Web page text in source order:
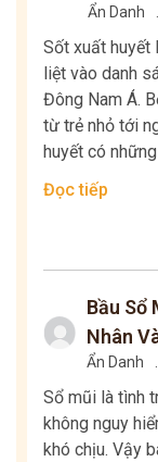
Ẩn Danh
Sốt xuất huyết
liệt vào danh
Đông Nam Á.
từ trẻ nhỏ tới
huyết có
Đọc tiếp
Bầu Sổ
Nhân
Ẩn Danh
Sổ mũi là tình
không nguy
khó chịu. Vậy